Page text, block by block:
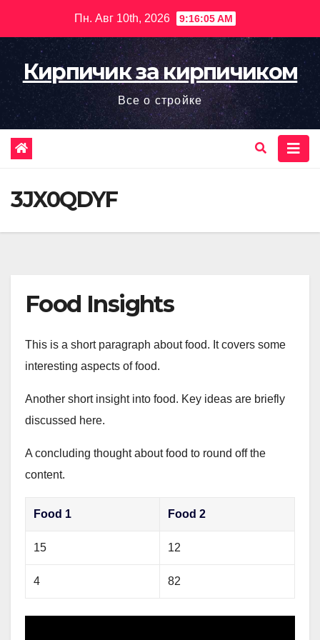
содержимому
Пн. Авг 10th, 2026 9:16:07 AM
Кирпичик за кирпичиком
Все о стройке
3JX0QDYF
Food Insights
This is a short paragraph about food. It covers some
interesting aspects of food.
Another short insight into food. Key ideas are briefly
discussed here.
A concluding thought about food to round off the
content.
Food 1 Food 2
15 12
4 82